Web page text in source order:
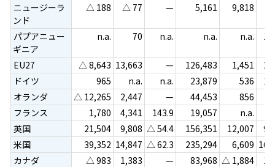
ニュージーラ
ンド
△ 188 △ 77 — 5,161 9,818
パプアニュー
ギニア
n.a. 70 n.a. n.a. n.a.
EU27 △ 8,643 13,663 — 126,483 1,451
ドイツ
965 n.a. n.a. 23,879 536
オランダ
△ 12,265 2,447 — 44,453 856
フランス
1,780 4,341 143.9 19,057 n.a.
英国
21,504 9,808 △ 54.4 156,351 12,007
米国
39,352 14,847 △ 62.3 235,294 6,609
カナダ
△ 983 1,383 — 83,968 △ 1,884